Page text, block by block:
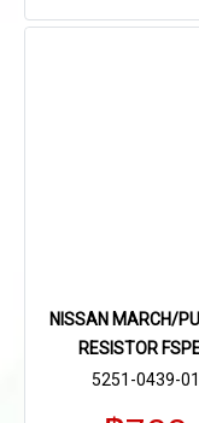
NISSAN MARCH/
RESISTOR
5251-0439-01